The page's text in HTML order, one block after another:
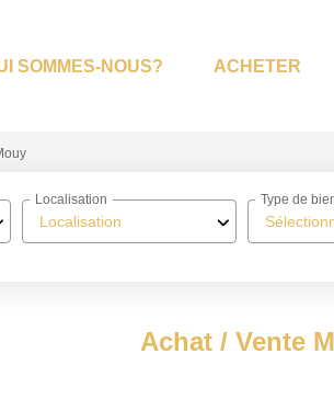
SOMMES-NOUS? ACHETER
Localisation
Localisation Type de
Achat / Vente